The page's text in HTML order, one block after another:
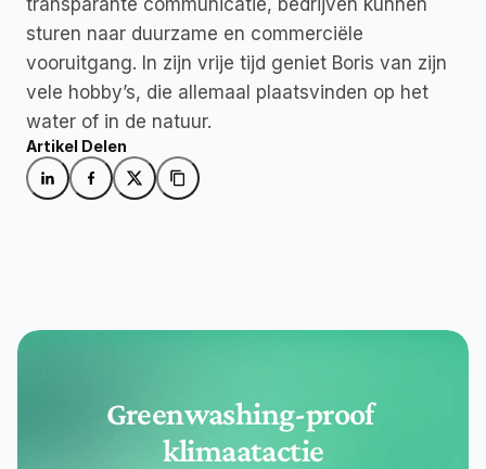
transparante communicatie, bedrijven kunnen
sturen naar duurzame en commerciële
vooruitgang. In zijn vrije tijd geniet Boris van zijn
vele hobby’s, die allemaal plaatsvinden op het
water of in de natuur.
Artikel Delen
Greenwashing-proof
klimaatactie